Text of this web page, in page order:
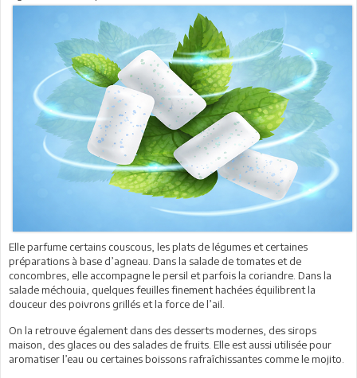
Elle parfume certains couscous, les plats de légumes et certaines
préparations à base d’agneau. Dans la salade de tomates et de
concombres, elle accompagne le persil et parfois la coriandre. Dans la
salade méchouia, quelques feuilles finement hachées équilibrent la
douceur des poivrons grillés et la force de l’ail.
On la retrouve également dans des desserts modernes, des sirops
maison, des glaces ou des salades de fruits. Elle est aussi utilisée pour
aromatiser l’eau ou certaines boissons rafraîchissantes comme le mojito.